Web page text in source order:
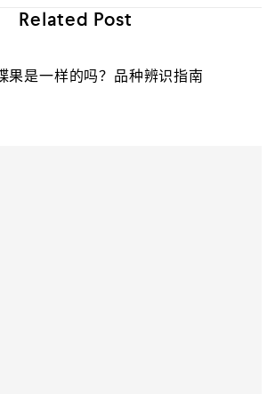
Related Post
果是一样的吗？品种辨识指南